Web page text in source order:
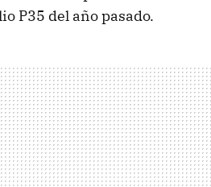
P35 del año pasado.